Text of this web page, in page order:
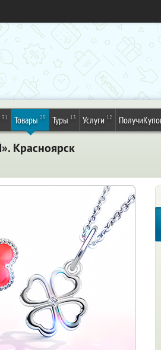
31 Товары 25 Туры 13 Услуги 12
Красноярск